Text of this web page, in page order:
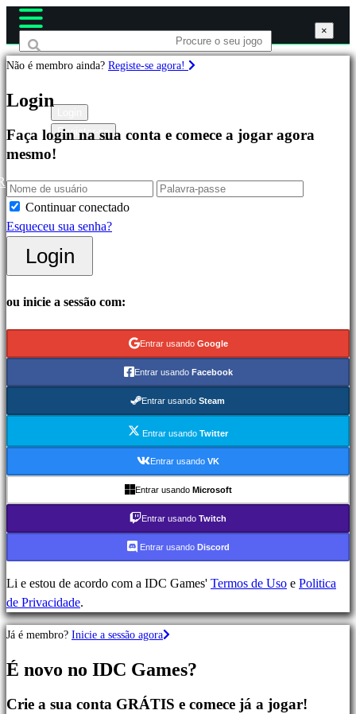
Jogos
Destacados
Novos
Lançamentos
Free
Play
Categorias
Ação
Estratégia
Aventura
Jogos
de
Desporto
Jogos
de
Atirador
de
Registar-se
×
Não é membro ainda? Registe-se agora!
Login
Faça login na sua conta e comece a jogar agora
mesmo!
Continuar conectado
Esqueceu sua senha?
Login
ou inicie a sessão com:
Entrar usando Google
Entrar usando Facebook
Entrar usando Steam
Entrar usando Twitter
Entrar usando VK
Entrar usando Microsoft
Entrar usando Twitch
Entrar usando Discord
Li e estou de acordo com a IDC Games' Termos de Uso e Politica
de Privacidade.
×
Já é membro? Inicie a sessão agora
É novo no IDC Games?
Crie a sua conta GRÁTIS e comece já a jogar!
×